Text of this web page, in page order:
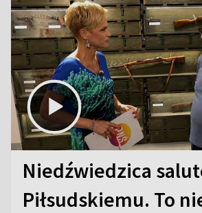
Niedźwiedzica
Piłsudskiemu. To